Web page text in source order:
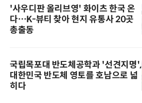
'사우디판 올리브영' 화이츠 한국 온
다…K-뷰티 찾아 현지 유통사 20곳
총출동
국립목포대 반도체공학과 '선견지명',
대한민국 반도체 영토를 호남으로 넓
히다